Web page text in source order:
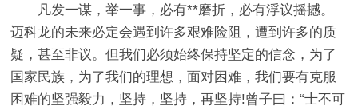
凡发一谋，举一事，必有**磨折，必有浮议摇撼。
迈科龙的未来必定会遇到许多艰难险阻，遭到许多的质
疑，甚至非议。但我们必须始终保持坚定的信念，为了
国家民族，为了我们的理想，面对困难，我们要有克服
困难的坚强毅力，坚持，坚持，再坚持!曾子曰：“士不可